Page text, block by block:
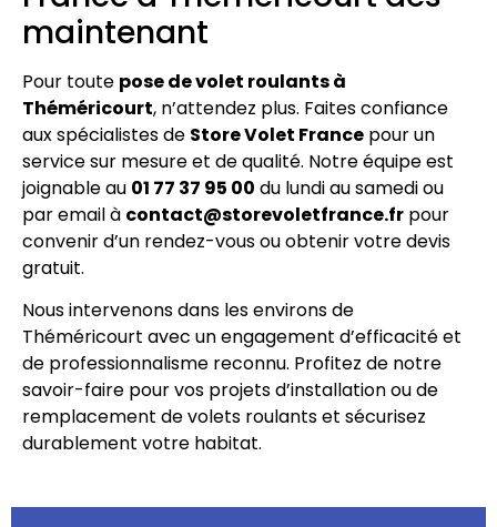
maintenant
Pour toute pose de volet roulants à
Théméricourt, n’attendez plus. Faites confiance
aux spécialistes de Store Volet France pour un
service sur mesure et de qualité. Notre équipe est
joignable au 01 77 37 95 00 du lundi au samedi ou
par email à contact@storevoletfrance.fr pour
convenir d’un rendez-vous ou obtenir votre devis
gratuit.
Nous intervenons dans les environs de
Théméricourt avec un engagement d’efficacité et
de professionnalisme reconnu. Profitez de notre
savoir-faire pour vos projets d’installation ou de
remplacement de volets roulants et sécurisez
durablement votre habitat.